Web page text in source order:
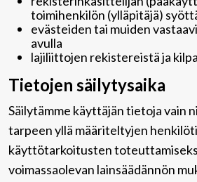
toimihenkilön (ylläpitäjä)
evästeiden tai muiden
avulla
lajiliittojen rekistereistä ja
Tietojen säilytysaika
Säilytämme käyttäjän tietoja vain
tarpeen yllä määriteltyjen
käyttötarkoitusten
voimassaolevan lainsäädännön